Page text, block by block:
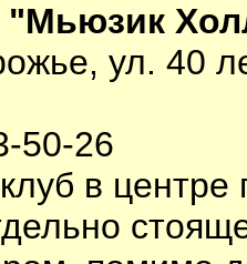
ул. 40
50-26
в центре